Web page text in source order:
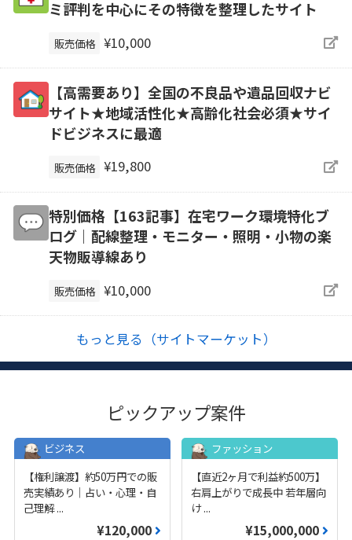
ミ評判を中心にその特徴を整理したサイト
販売価格 ¥10,000
【高需要あり】全国の不良品や遺品回収ナビ
サイト★地域活性化★高齢化社会必須★サイ
ドビジネスに最適
販売価格 ¥19,800
特別価格【163記事】在宅ワーク環境特化ブ
ログ｜配線整理・モニター・照明・小物の楽
天物販導線あり
販売価格 ¥10,000
もっと見る（サイトマーケット）
ピックアップ案件
ビジネス
【権利譲渡】約50万円での販
売実績あり｜占い・心理・自
己理解...
¥120,000
ファッション
【直近2ヶ月で利益約500万】
右肩上がりで成長中 若年層向
け...
¥15,000,000